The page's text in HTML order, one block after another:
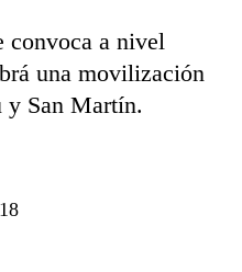
convoca a nivel
una movilización
y San Martín.